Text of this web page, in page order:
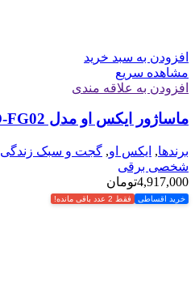
افزودن به سبد خرید
مشاهده سریع
افزودن به علاقه مندی
ماساژور ایکس او مدل XO-FG02
برندها, ایکس او, گجت و سبک زندگی
شخصی برقی
4,917,000تومان
خرید اقساطی فقط 2 عدد باقی مانده!